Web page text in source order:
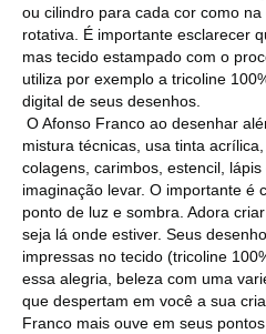
ou cilindro para cada cor como
rotativa. É importante esclarecer
mas tecido estampado com o
utiliza por exemplo a tricoline
digital de seus desenhos.
O Afonso Franco ao desenhar
mistura técnicas, usa tinta
colagens, carimbos, estencil,
imaginação levar. O importante é
ponto de luz e sombra. Adora
seja lá onde estiver. Seus
impressas no tecido (tricoline
essa alegria, beleza com uma
que despertam em você a sua
Franco mais ouve em seus